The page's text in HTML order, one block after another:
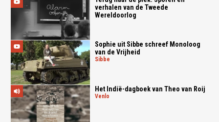
verhalen van de Tweede
Wereldoorlog
Sophie uit Sibbe schreef Monoloog
van de Vrijheid
sibbe
Het Indië-dagboek van Theo van Roij
venlo